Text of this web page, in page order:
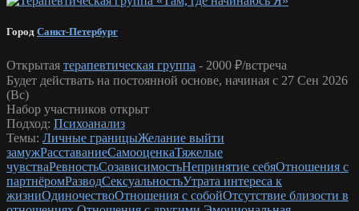
Город Санкт-Петербург
Открытая терапевтическая группа - 2000 ₽/встреча
Будет действать на постоянной основе, начиная с 27 Сен 2026
(Вс)
Набор участников открыт
Подход: Психоанализ
Темы: Личные границыЖелание выйти
замужРасставаниеСамооценкаТяжелые
чувстваРевностьСозависимостьНепринятие себяОтношения с
партнёромРазводСексуальностьУтрата интереса к
жизниОдиночествоОтношения с собойОтсутствие близости в